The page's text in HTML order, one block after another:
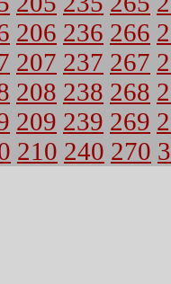
206 236 266
207 237 267
208 238 268
209 239 269
210 240 270